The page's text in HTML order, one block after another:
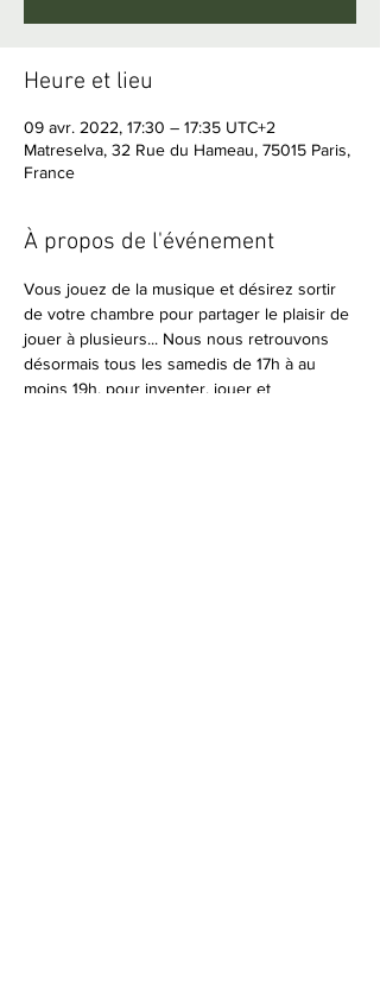
Heure et lieu
09 avr. 2022, 17:30 – 17:35 UTC+2
Matreselva, 32 Rue du Hameau, 75015 Paris,
France
À propos de l'événement
Vous jouez de la musique et désirez sortir
de votre chambre pour partager le plaisir de
jouer à plusieurs... Nous nous retrouvons
désormais tous les samedis de 17h à au
moins 19h, pour inventer, jouer et